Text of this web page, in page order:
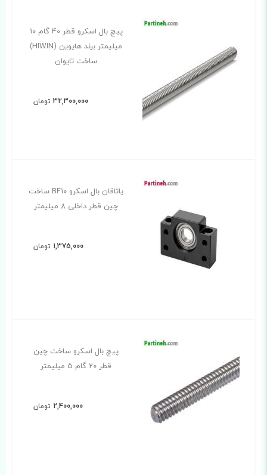
پیچ بال اسکرو قطر 40 گام 10
میلیمتر برند هایوین (HIWIN)
ساخت تایوان
32,300,000 تومان
یاتاقان بال اسکرو BF10 ساخت
چین قطر داخلی 8 میلیمتر
1,375,000 تومان
پیچ بال اسکرو ساخت چین
قطر 20 گام 5 میلیمتر
2,400,000 تومان